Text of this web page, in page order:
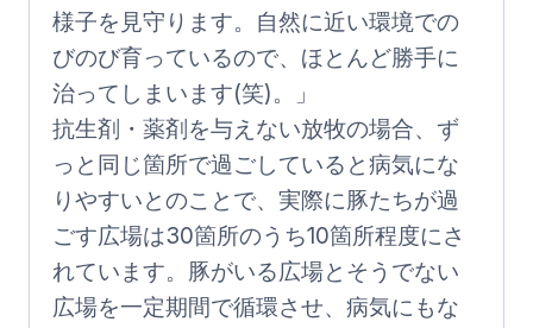
様子を見守ります。自然に近い環境での
びのび育っているので、ほとんど勝手に
治ってしまいます(笑)。」
抗生剤・薬剤を与えない放牧の場合、ず
っと同じ箇所で過ごしていると病気にな
りやすいとのことで、実際に豚たちが過
ごす広場は30箇所のうち10箇所程度にさ
れています。豚がいる広場とそうでない
広場を一定期間で循環させ、病気にもな